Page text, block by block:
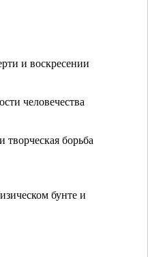
и воскресении
человечества
творческая борьба
бунте и